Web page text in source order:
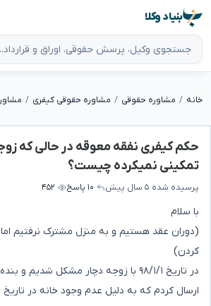
بنیاد وکلا
خانه مشاوره حقوقی مشاوره حقوقی کیفری
حکم کیفری نفقه معوقه در حالی که
تمکینی نمیکرده چیست؟
پرسیده شده ۵ سال پیش ۱۰ پاسخ ۴۵۲
با سلام
(دوران عقد هستیم و به منزل مشترک نرفتیم
کردن)
در تاریخ ۹۸/۱/۱ با زوجه دچار مشکل